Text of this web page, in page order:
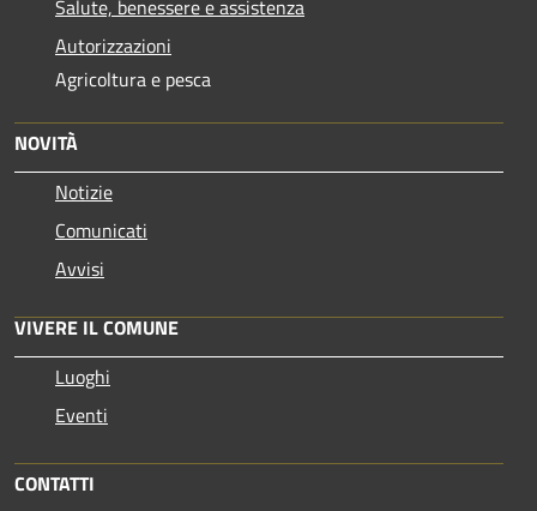
Salute, benessere e assistenza
Autorizzazioni
Agricoltura e pesca
NOVITÀ
Notizie
Comunicati
Avvisi
VIVERE IL COMUNE
Luoghi
Eventi
CONTATTI